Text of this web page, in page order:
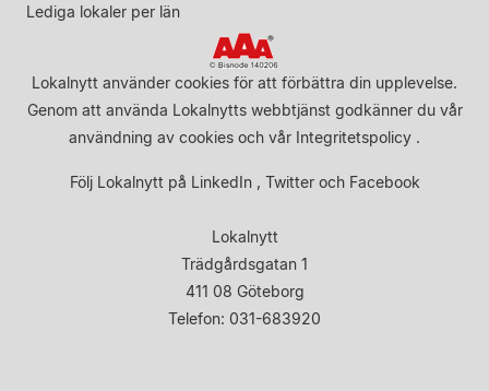
Lediga lokaler per län
Lokalnytt använder cookies för att förbättra din upplevelse.
Genom att använda Lokalnytts webbtjänst godkänner du vår
användning av cookies och vår Integritetspolicy .
Följ Lokalnytt på LinkedIn, Twitteroch Facebook
Lokalnytt
Trädgårdsgatan 1
411 08 Göteborg
Telefon: 031-683920